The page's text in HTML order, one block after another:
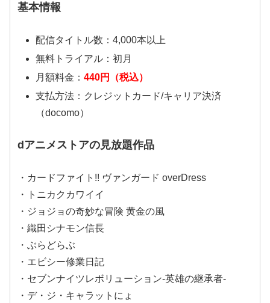
基本情報
配信タイトル数：4,000本以上
無料トライアル：初月
月額料金： 440円（税込）
支払方法：クレジットカード/キャリア決済
（docomo）
dアニメストアの見放題作品
・カードファイト!! ヴァンガード overDress
・トニカクカワイイ
・ジョジョの奇妙な冒険 黄金の風
・織田シナモン信長
・ぶらどらぶ
・エビシー修業日記
・セブンナイツレボリューション-英雄の継承者-
・デ・ジ・キャラットにょ